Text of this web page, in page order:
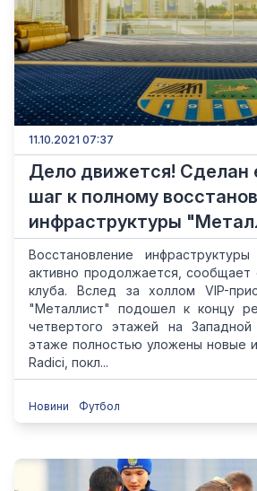
11.10.2021 07:37
Дело движется! Сделан
шаг к полному
инфраструктуры
Восстановление
активно продолжается, сообщает
клуба. Вслед за холлом VIP-
"Металлист" подошел к концу
четвертого этажей на
этаже полностью уложены новые
Radici, покл...
Новини Футбол